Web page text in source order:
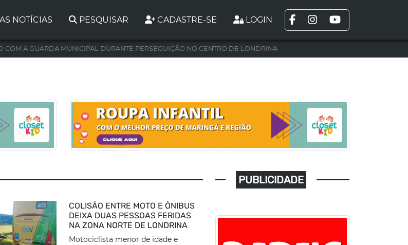
NOTÍCIAS PESQUISAR CADASTRE-SE LOGIN
COM A GUARDA MUNICIPAL DURANTE PERSEGUIÇÃO NO CENTRO DE LONDRINA
COLISÃO ENTRE MOTO E ÔNIBUS
DEIXA DUAS PESSOAS FERIDAS
NA ZONA NORTE DE LONDRINA
Motociclista menor de idade e
PUBLICIDADE